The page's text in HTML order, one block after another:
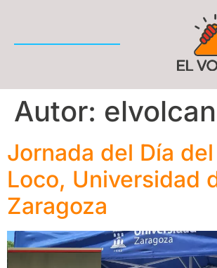
Autor: elvolcan
Jornada del Día
Loco, Universidad
Zaragoza